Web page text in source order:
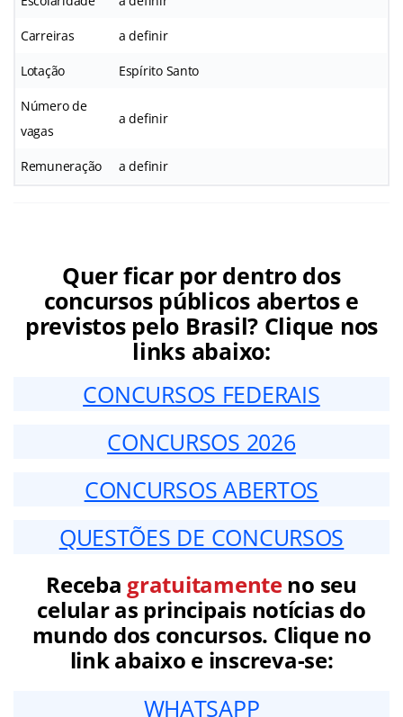
Carreiras a definir
Lotação Espírito Santo
Número de
vagas
a definir
Remuneração a definir
Quer ficar por dentro dos
concursos públicos abertos e
previstos pelo Brasil? Clique nos
links abaixo:
CONCURSOS FEDERAIS
CONCURSOS 2026
CONCURSOS ABERTOS
QUESTÕES DE CONCURSOS
Receba gratuitamenteno seu
celular as principais notícias do
mundo dos concursos. Clique no
link abaixo e inscreva-se:
WHATSAPP